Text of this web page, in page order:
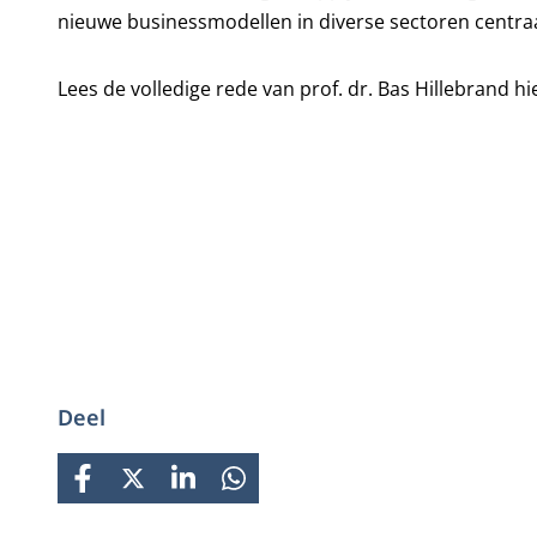
nieuwe businessmodellen in diverse sectoren
Lees de volledige rede van prof. dr. Bas Hillebrand
Deel
FACEBOOK
X LINKEDINWHATSAPP